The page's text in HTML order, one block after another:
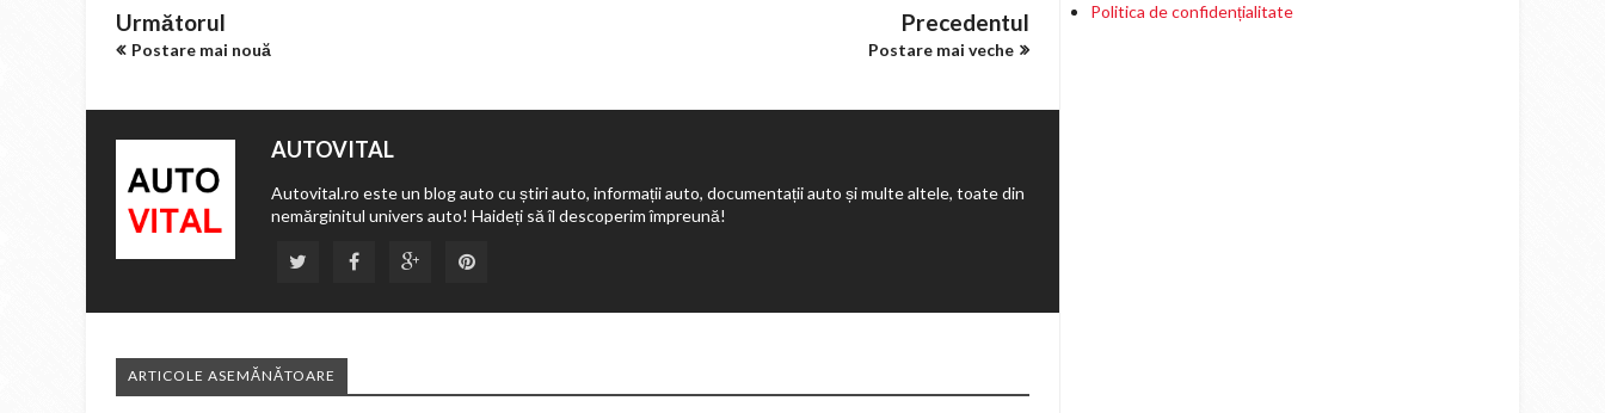
Următorul
Postare mai nouă
Precedentul
Postare mai veche
AUTOVITAL
Autovital.ro este un blog auto cu știri auto, informații auto, documentații auto și multe altele, toate din
nemărginitul univers auto! Haideți să îl descoperim împreună!
ARTICOLE ASEMĂNĂTOARE
Politica de confidențialitate